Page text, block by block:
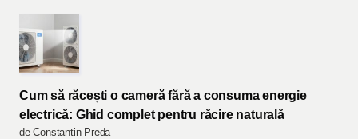
Cum să răcești o cameră fără a consuma energie
electrică: Ghid complet pentru răcire naturală
de Constantin Preda